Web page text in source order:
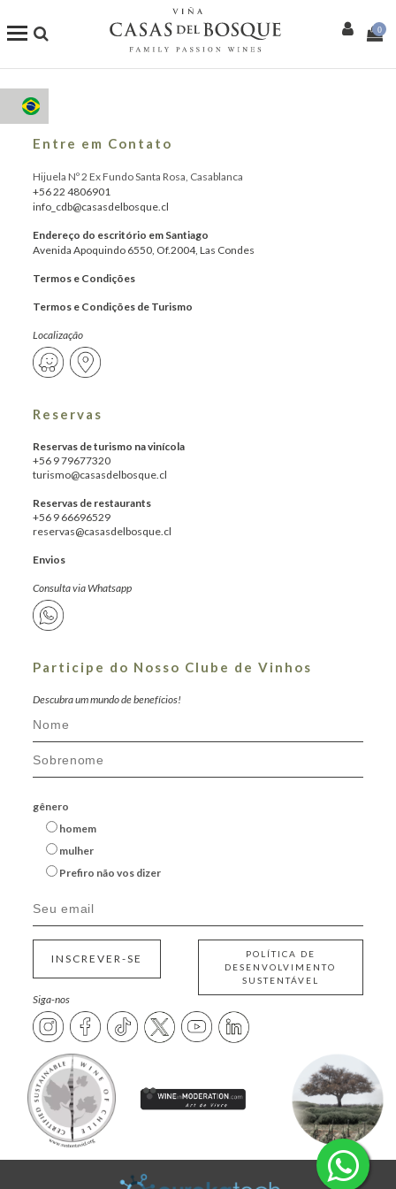
Loja Online
Os Nossos Vinhos
Enoturismo
Restaurantes
Eventos
Mais
0
Entre em Contato
Hijuela Nº 2 Ex Fundo Santa Rosa, Casablanca
+56 22 4806901
info_cdb@casasdelbosque.cl
Endereço do escritório em Santiago
Avenida Apoquindo 6550, Of.2004, Las Condes
Termos e Condições
Termos e Condições de Turismo
Localização
Reservas
Reservas de turismo na vinícola
+56 9 79677320
turismo@casasdelbosque.cl
Reservas de restaurants
+56 9 66696529
reservas@casasdelbosque.cl
Envios
Consulta via Whatsapp
Participe do Nosso Clube de Vinhos
Descubra um mundo de benefícios!
gênero
homem
mulher
Prefiro não vos dizer
INSCREVER-SE
POLÍTICA DE
DESENVOLVIMENTO
SUSTENTÁVEL
Siga-nos